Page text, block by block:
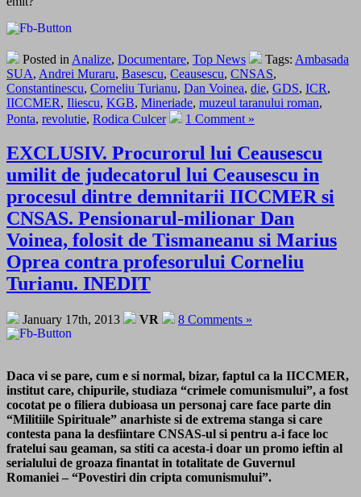
Posted in Analize, Documentare, Top News Tags: Ambasada
SUA, Andrei Muraru, Basescu, Ceausescu, CNSAS,
Constantinescu, Corneliu Turianu, Dan Voinea, die, GDS, ICR,
IICCMER, Iliescu, KGB, Mineriade, muzeul taranului roman,
Ponta, revolutie, Rodica Culcer 1 Comment »
EXCLUSIV. Procurorul lui Ceausescu
umilit de judecatorul lui Ceausescu in
procesul dintre demnitarii IICCMER si
CNSAS. Pensionarul-milionar Dan
Voinea, folosit de Tismaneanu si Marius
Oprea contra profesorului Corneliu
Turianu. INEDIT
January 17th, 2013 VR 8 Comments »
Daca vi se pare, cum e si normal, bizar, faptul ca la IICCMER,
institut care, chipurile, studiaza “crimele comunismului”, a fost
cocotat pe o filiera dubioasa un personaj care face parte din
“Militiile Spirituale” anarhiste si de extrema stanga si care
contesta pana la desfiintare CNSAS-ul si pentru a-i face loc
fratelui sau geaman, sa stiti ca acesta-i doar un promo ieftin al
serialului de groaza finantat in totalitate de Guvernul
Romaniei – “Povestiri din cripta comunismului”.